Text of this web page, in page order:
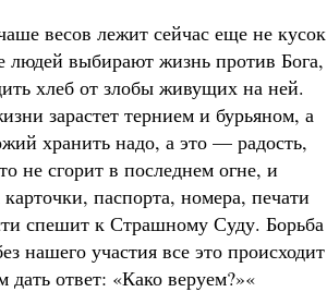
весов лежит сейчас еще не кусок
людей выбирают жизнь против Бога,
хлеб от злобы живущих на ней.
зарастет тернием и бурьяном, а
хранить надо, а это — радость,
не сгорит в последнем огне, и
паспорта, номера, печати
спешит к Страшному Суду. Борьба
нашего участия все это происходит
ответ: «Како веруем?»«